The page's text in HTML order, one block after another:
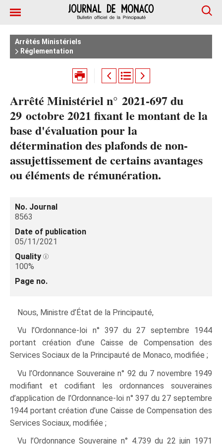
Arrêtés Ministériels
Réglementation
Arrêté Ministériel n° 2021-697 du
29 octobre 2021 fixant le montant de la
base d'évaluation pour la
détermination des plafonds de non-
assujettissement de certains avantages
ou éléments de rémunération.
No. Journal
8563
Date of publication
05/11/2021
Quality
100%
Page no.
Nous, Ministre d’État de la Principauté,
Vu l’Ordonnance-loi n° 397 du 27 septembre 1944
portant création d’une Caisse de Compensation des
Services Sociaux de la Principauté de Monaco, modifiée ;
Vu l’Ordonnance Souveraine n° 92 du 7 novembre 1949
modifiant et codifiant les ordonnances souveraines
d’application de l’Ordonnance-loi n° 397 du 27 septembre
1944 portant création d’une Caisse de Compensation des
Services Sociaux, modifiée ;
Vu l’Ordonnance Souveraine n° 4.739 du 22 juin 1971